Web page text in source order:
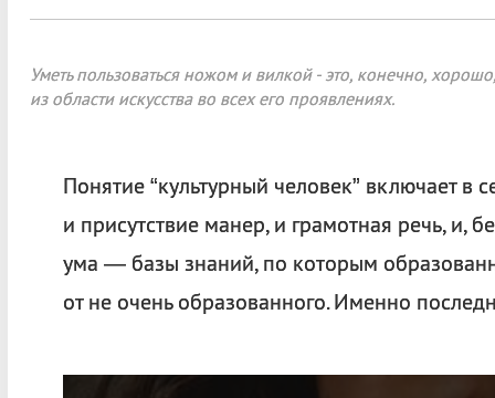
Уметь пользоваться ножом и вилкой - это, конечно,
из области искусства во всех его проявлениях.
Понятие “культурный человек” включает в
и присутствие манер, и грамотная речь, и,
ума — базы знаний, по которым
от не очень образованного. Именно